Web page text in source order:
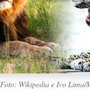
Foto: Wikipedia e Ivo Lima/